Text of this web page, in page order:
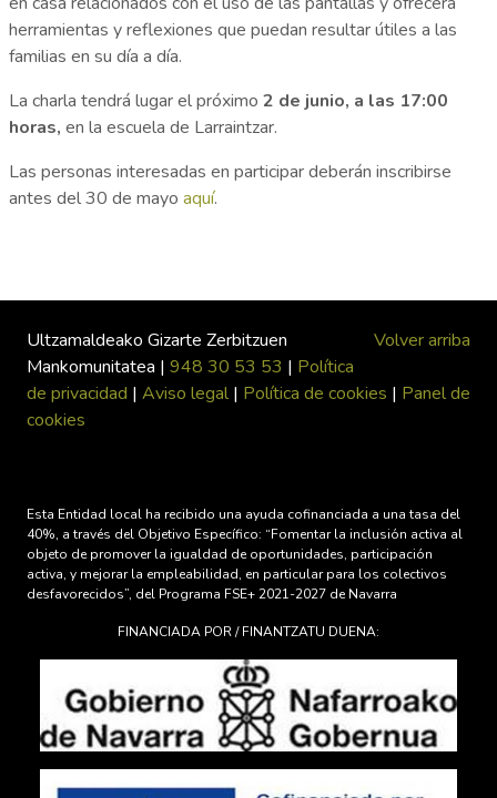
herramientas y reflexiones que puedan resultar útiles a las
familias en su día a día.
La charla tendrá lugar el próximo 2 de junio, a las 17:00
horas, en la escuela de Larraintzar.
Las personas interesadas en participar deberán inscribirse
antes del 30 de mayo aquí.
Volver arriba
Ultzamaldeako Gizarte Zerbitzuen
Mankomunitatea | 948 30 53 53 | Política
de privacidad | Aviso legal | Política de cookies | Panel de
cookies
Esta Entidad local ha recibido una ayuda cofinanciada a una tasa del
40%, a través del Objetivo Específico: “Fomentar la inclusión activa al
objeto de promover la igualdad de oportunidades, participación
activa, y mejorar la empleabilidad, en particular para los colectivos
desfavorecidos”, del Programa FSE+ 2021-2027 de Navarra
FINANCIADA POR / FINANTZATU DUENA: